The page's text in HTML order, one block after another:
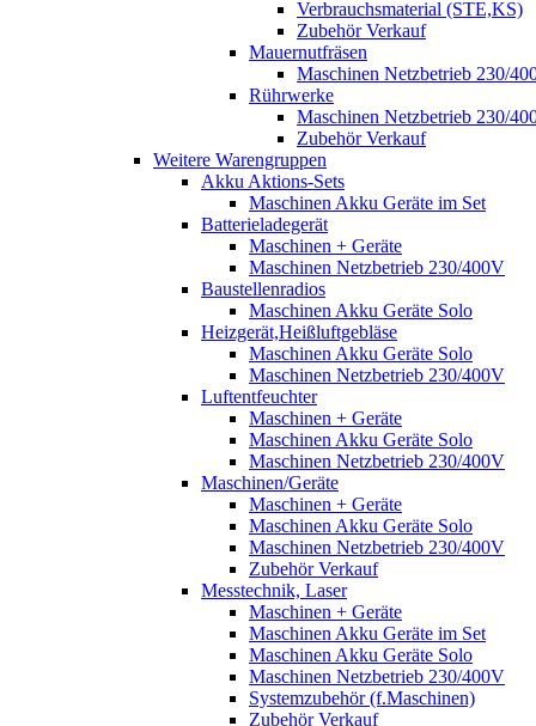
Verbrauchsmaterial (STE,KS)
Zubehör Verkauf
Mauernutfräsen
Maschinen Netzbetrieb 230/
Rührwerke
Maschinen Netzbetrieb 230/
Zubehör Verkauf
Weitere Warengruppen
Akku Aktions-Sets
Maschinen Akku Geräte im Set
Batterieladegerät
Maschinen + Geräte
Maschinen Netzbetrieb 230/400V
Baustellenradios
Maschinen Akku Geräte Solo
Heizgerät,Heißluftgebläse
Maschinen Akku Geräte Solo
Maschinen Netzbetrieb 230/400V
Luftentfeuchter
Maschinen + Geräte
Maschinen Akku Geräte Solo
Maschinen Netzbetrieb 230/400V
Maschinen/Geräte
Maschinen + Geräte
Maschinen Akku Geräte Solo
Maschinen Netzbetrieb 230/400V
Zubehör Verkauf
Messtechnik, Laser
Maschinen + Geräte
Maschinen Akku Geräte im Set
Maschinen Akku Geräte Solo
Maschinen Netzbetrieb 230/400V
Systemzubehör (f.Maschinen)
Zubehör Verkauf